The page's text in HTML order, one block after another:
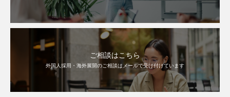
ご相談はこちら
外国人採用・海外展開のご相談はメールで受け付けています